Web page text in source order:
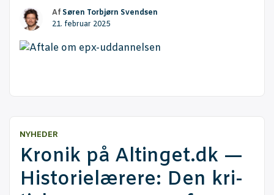
Af Søren Torbjørn Svendsen
21. februar 2025
NYHEDER
Kro­nik på Altinget.dk —
Histo­ri­e­læ­re­re: Den kri­